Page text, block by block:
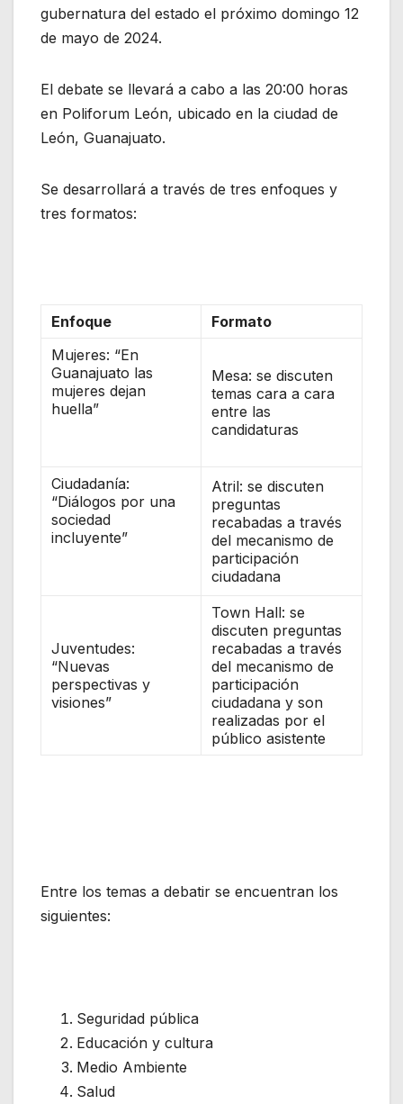
gubernatura del estado el próximo domingo 12
de mayo de 2024.
El debate se llevará a cabo a las 20:00 horas
en Poliforum León, ubicado en la ciudad de
León, Guanajuato.
Se desarrollará a través de tres enfoques y
tres formatos:
Enfoque
Formato
Mujeres: “En
Guanajuato las
mujeres dejan
huella”
Mesa: se discuten
temas cara a cara
entre las
candidaturas
Ciudadanía:
“Diálogos por una
sociedad
incluyente”
Atril: se discuten
preguntas
recabadas a través
del mecanismo de
participación
ciudadana
Juventudes:
“Nuevas
perspectivas y
visiones”
Town Hall: se
discuten preguntas
recabadas a través
del mecanismo de
participación
ciudadana y son
realizadas por el
público asistente
Entre los temas a debatir se encuentran los
siguientes:
Seguridad pública
Educación y cultura
Medio Ambiente
Salud